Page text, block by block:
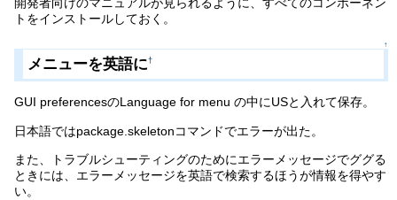
開発者向けのマニュアルが見られるように、すべてのコンポーネン
トをインストールしておく。
↑
メニューを英語に†
GUI preferencesのLanguage for menu の中にUSと入れて保存。
日本語ではpackage.skeletonコマンドでエラーが出た。
また、トラブルシューティングのためにエラーメッセージでググる
ときには、エラーメッセージを英語で検索するほうが情報を得やす
い。